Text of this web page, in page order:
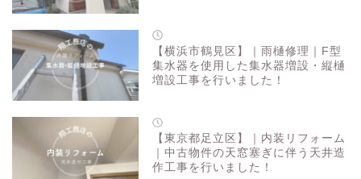
【横浜市鶴見区】｜雨樋修理｜F型
集水器を使用した集水器増設・縦樋
増設工事を行いました！
【東京都足立区】｜内装リフォーム
｜中古物件の天窓塞ぎに伴う天井造
作工事を行いました！